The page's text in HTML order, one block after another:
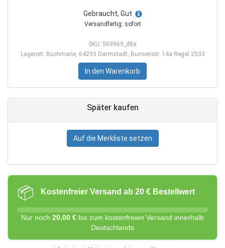
Gebraucht, Gut
Versandfertig: sofort
SKU: 569969_d8a
Lagerort: Buchmarie, 64293 Darmstadt, Bunsenstr. 14a Regal 2533
In den Warenkorb
Später kaufen
Auf die Merkliste setzen
📦 Kostenfreier Versand ab 20 € Bestellwert
Nur noch 20,00 € bis zum kostenfreien Versand innerhalb
Deutschlands